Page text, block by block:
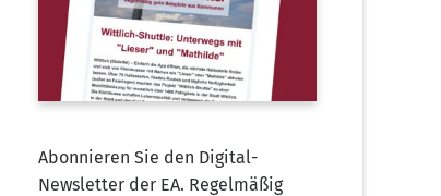
Abonnieren Sie den Digital-
Newsletter der EA. Regelmäßig